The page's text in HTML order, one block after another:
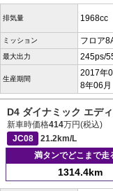
排気量 1968cc
ミッション フロア
最大出力 245ps/
生産期間
2017年
8年06月
D4 ダイナミック エデ
新車時価格414万円(税込)
JC08
21.2km/L
満タンでどこまで走
1314.4km